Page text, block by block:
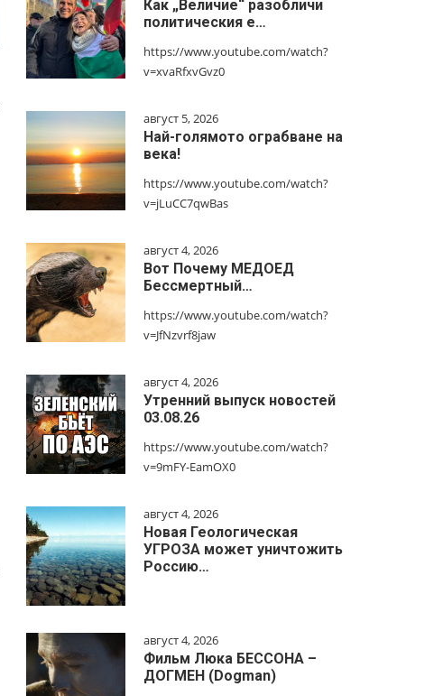
Как „Величие“ разобличи
политическия е…
https://www.youtube.com/watch?
v=xvaRfxvGvz0
август 5, 2026
Най-голямото ограбване на
века!
https://www.youtube.com/watch?
v=jLuCC7qwBas
август 4, 2026
Вот Почему МЕДОЕД
Бессмертный…
https://www.youtube.com/watch?
v=JfNzvrf8jaw
август 4, 2026
Утренний выпуск новостей
03.08.26
https://www.youtube.com/watch?
v=9mFY-EamOX0
август 4, 2026
Новая Геологическая
УГРОЗА может уничтожить
Россию…
август 4, 2026
Фильм Люка БЕССОНА –
ДОГМЕН (Dogman)